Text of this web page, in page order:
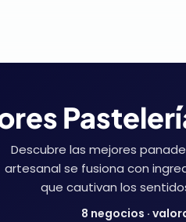
Descubre las mejores
artesanal se fusiona con
que cautivan los
8 negocios ·